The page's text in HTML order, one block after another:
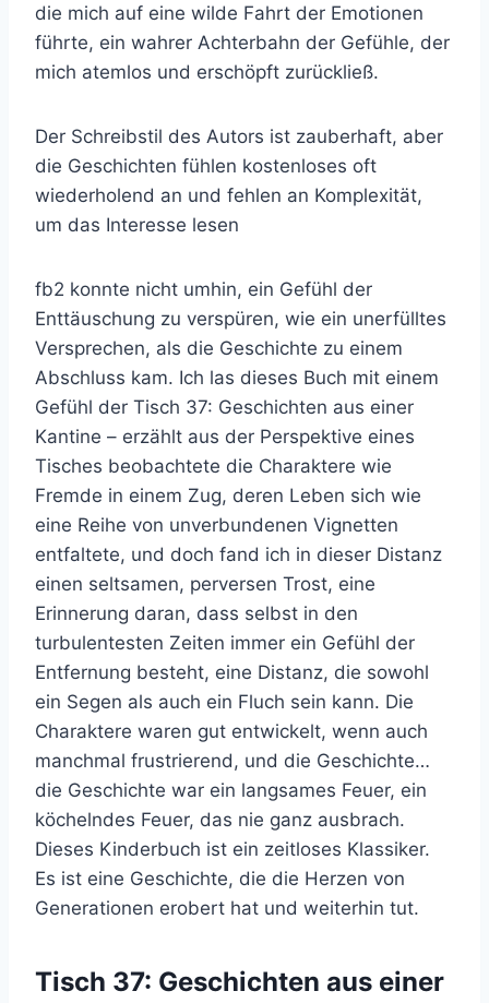
die mich auf eine wilde Fahrt der Emotionen
führte, ein wahrer Achterbahn der Gefühle, der
mich atemlos und erschöpft zurückließ.
Der Schreibstil des Autors ist zauberhaft, aber
die Geschichten fühlen kostenloses oft
wiederholend an und fehlen an Komplexität,
um das Interesse lesen
fb2 konnte nicht umhin, ein Gefühl der
Enttäuschung zu verspüren, wie ein unerfülltes
Versprechen, als die Geschichte zu einem
Abschluss kam. Ich las dieses Buch mit einem
Gefühl der Tisch 37: Geschichten aus einer
Kantine – erzählt aus der Perspektive eines
Tisches beobachtete die Charaktere wie
Fremde in einem Zug, deren Leben sich wie
eine Reihe von unverbundenen Vignetten
entfaltete, und doch fand ich in dieser Distanz
einen seltsamen, perversen Trost, eine
Erinnerung daran, dass selbst in den
turbulentesten Zeiten immer ein Gefühl der
Entfernung besteht, eine Distanz, die sowohl
ein Segen als auch ein Fluch sein kann. Die
Charaktere waren gut entwickelt, wenn auch
manchmal frustrierend, und die Geschichte…
die Geschichte war ein langsames Feuer, ein
köchelndes Feuer, das nie ganz ausbrach.
Dieses Kinderbuch ist ein zeitloses Klassiker.
Es ist eine Geschichte, die die Herzen von
Generationen erobert hat und weiterhin tut.
Tisch 37: Geschichten aus einer